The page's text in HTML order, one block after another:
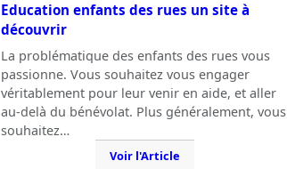
Education enfants des rues un site à
découvrir
La problématique des enfants des rues vous
passionne. Vous souhaitez vous engager
véritablement pour leur venir en aide, et aller
au-delà du bénévolat. Plus généralement, vous
souhaitez…
Voir l'Article